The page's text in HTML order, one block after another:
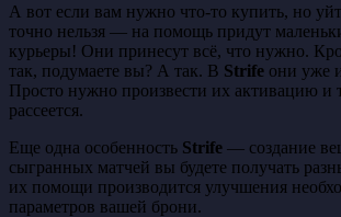
А вот если вам нужно что-то купить, но
точно нельзя — на помощь придут
курьеры! Они принесут всё, что нужно.
так, подумаете вы? А так. В Strife они уже
Просто нужно произвести их активацию и
рассеется.
Еще одна особенность Strife — создание
сыгранных матчей вы будете получать
их помощи производится улучшения
параметров вашей брони.